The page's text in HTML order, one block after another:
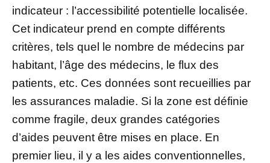
indicateur : l’accessibilité potentielle localisée.
Cet indicateur prend en compte différents
critères, tels quel le nombre de médecins par
habitant, l’âge des médecins, le flux des
patients, etc. Ces données sont recueillies par
les assurances maladie. Si la zone est définie
comme fragile, deux grandes catégories
d’aides peuvent être mises en place. En
premier lieu, il y a les aides conventionnelles,